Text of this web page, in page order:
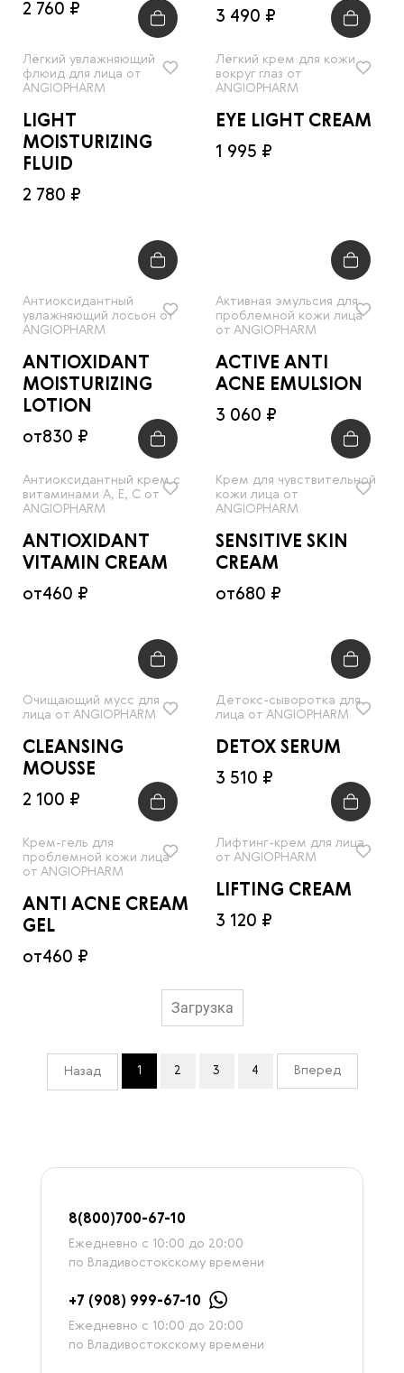
2 760 ₽
3 490 ₽
Лёгкий увлажняющий
флюид для лица от
ANGIOPHARM
LIGHT
MOISTURIZING
FLUID
2 780 ₽
Лёгкий крем для кожи
вокруг глаз от
ANGIOPHARM
EYE LIGHT CREAM
1 995 ₽
Антиоксидантный
увлажняющий лосьон от
ANGIOPHARM
ANTIOXIDANT
MOISTURIZING
LOTION
от830 ₽
Активная эмульсия для
проблемной кожи лица
от ANGIOPHARM
ACTIVE ANTI
ACNE EMULSION
3 060 ₽
Антиоксидантный крем с
витаминами А, Е, С от
ANGIOPHARM
ANTIOXIDANT
VITAMIN CREAM
от460 ₽
Крем для чувствительной
кожи лица от
ANGIOPHARM
SENSITIVE SKIN
CREAM
от680 ₽
Очищающий мусс для
лица от ANGIOPHARM
CLEANSING
MOUSSE
2 100 ₽
Детокс-сыворотка для
лица от ANGIOPHARM
DETOX SERUM
3 510 ₽
Крем-гель для
проблемной кожи лица
от ANGIOPHARM
ANTI ACNE CREAM
GEL
от460 ₽
Лифтинг-крем для лица
от ANGIOPHARM
LIFTING CREAM
3 120 ₽
Загрузка
Назад 1 2 3 4 Вперед
8(800)700-67-10
Ежедневно с 10:00 до 20:00
по Владивостокскому времени
+7 (908) 999-67-10
Ежедневно с 10:00 до 20:00
по Владивостокскому времени